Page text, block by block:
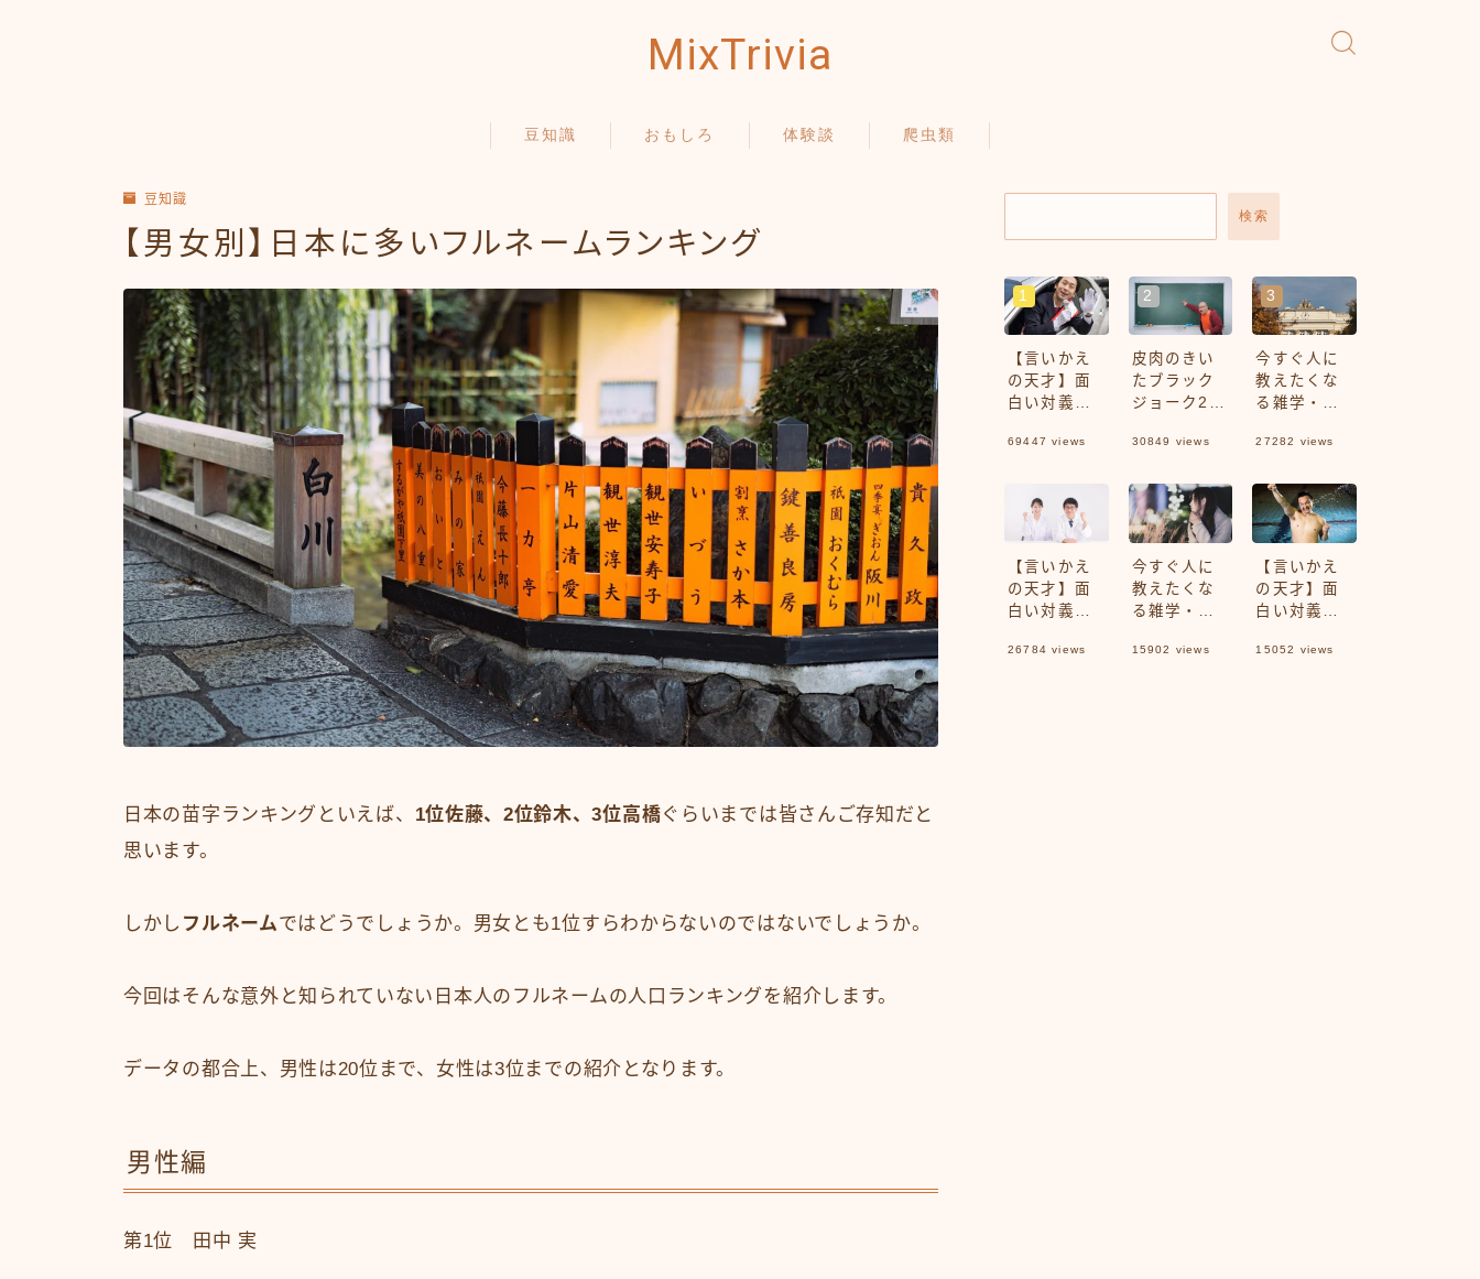
MixTrivia
豆知識 おもしろ 体験談 爬虫類
豆知識
【男女別】日本に多いフルネームランキング
日本の苗字ランキングといえば、 1位佐藤、2位鈴木、3位高橋ぐらいまでは皆さんご存知だと
思います。
しかし フルネームではどうでしょうか。男女とも1位すらわからないのではないでしょうか。
今回はそんな意外と知られていない日本人のフルネームの人口ランキングを紹介します。
データの都合上、男性は20位まで、女性は3位までの紹介となります。
男性編
第1位 田中 実
検索
【言いかえ
の天才】面
白い対義語
69447 views
皮肉のきい
たブラック
ジョーク20
Part10【面
肉】【例
文】
30849 views
今すぐ人に
教えたくな
る雑学・豆
Part1
27282 views
【言いかえ
の天才】面
白い対義語
26784 views
今すぐ人に
教えたくな
る雑学・豆
Part5
15902 views
【言いかえ
の天才】面
白い対義語
15052 views